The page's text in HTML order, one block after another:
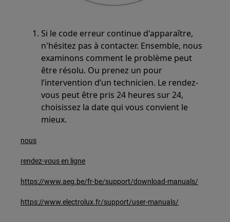
Si le code erreur continue d'apparaître,
n'hésitez pas à contacter. Ensemble, nous
examinons comment le problème peut
être résolu. Ou prenez un pour
l’intervention d’un technicien. Le rendez-
vous peut être pris 24 heures sur 24,
choisissez la date qui vous convient le
mieux.
nous
rendez-vous en ligne
https://www.aeg.be/fr-be/support/download-manuals/
https://www.electrolux.fr/support/user-manuals/